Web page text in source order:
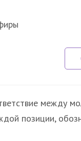
между
позиции,